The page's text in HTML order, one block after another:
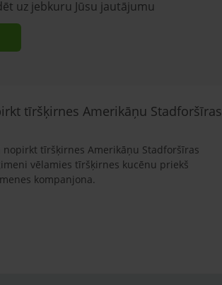
uz jebkuru Jūsu jautājumu
tīršķirnes Amerikāņu Stadforšīras
nopirkt tīršķirnes Amerikāņu Stadforšīras
vēlamies tīršķirnes kucēnu priekš
kompanjona.